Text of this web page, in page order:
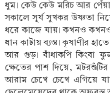
ধুম। কেউ কেউ মরিচ আর
সকালে সূর্য সুখকর উষ্ণতা
ধরে কাজে যায়। কখনও
ধান কাটায় ব্যস্ত। কৃষাণীর
আর গুড়। বাঁধাকপি কিংবা
ক্ষেতের পাশ দিয়ে,
আরাম চেখে চেখে এগিয়ে